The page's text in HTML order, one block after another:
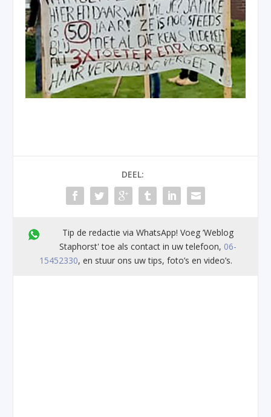
DEEL:
Tip de redactie via WhatsApp! Voeg ’Weblog
Staphorst' toe als contact in uw telefoon, 06-
15452330, en stuur ons uw tips, foto’s en video’s.